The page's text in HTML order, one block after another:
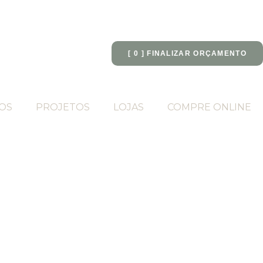
[0 ] FINALIZAR ORÇAMENTO
PROJETOS LOJAS COMPRE ONLINE